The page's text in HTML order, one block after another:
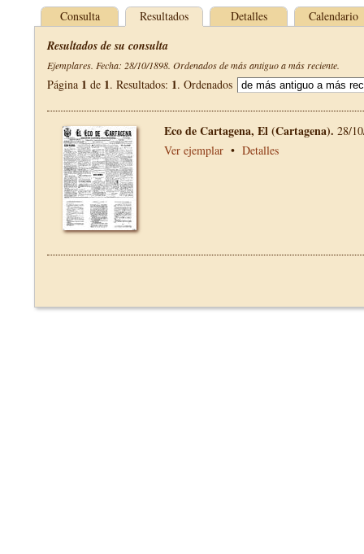
Consulta Resultados Detalles Calendario
Resultados de su consulta
Ejemplares. Fecha: 28/10/1898. Ordenados de más antiguo a más reciente.
Página 1 de 1. Resultados: 1. Ordenados
Eco de Cartagena, El (Cartagena). 28/
Ver ejemplar • Detalles